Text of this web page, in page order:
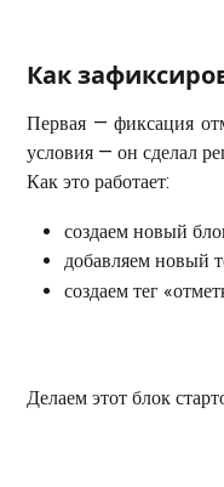
Как
Первая — фиксация
условия — он сделал
Как это работает:
создаем новый
добавляем новый
создаем тег
Делаем этот блок